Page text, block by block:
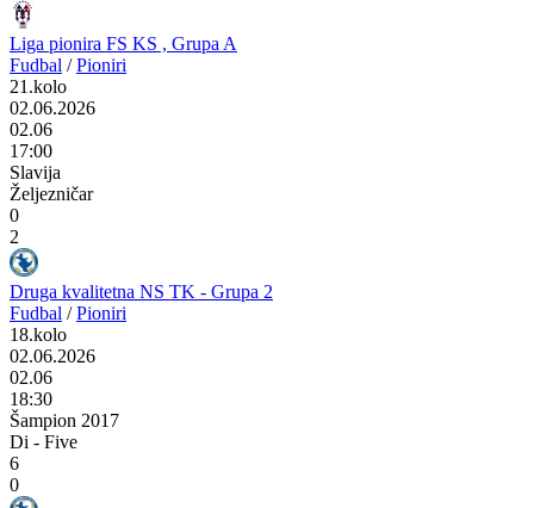
Liga pionira FS KS , Grupa A
Fudbal / Pioniri
21.kolo
02.06.2026
02.06
17:00
Slavija
Željezničar
0
2
Druga kvalitetna NS TK - Grupa 2
Fudbal / Pioniri
18.kolo
02.06.2026
02.06
18:30
Šampion 2017
Di - Five
6
0